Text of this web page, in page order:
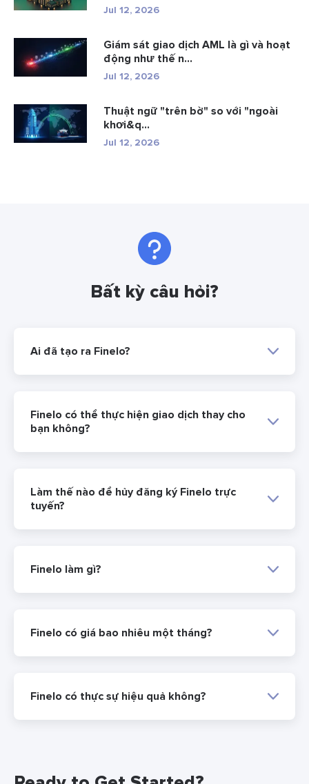
Jul 12, 2026
Giám sát giao dịch AML là gì và hoạt
động như thế n...
Jul 12, 2026
Thuật ngữ "trên bờ" so với "ngoài
khơi&q...
Jul 12, 2026
Bất kỳ câu hỏi?
Ai đã tạo ra Finelo?
Finelo có thể thực hiện giao dịch thay cho
bạn không?
Làm thế nào để hủy đăng ký Finelo trực
tuyến?
Finelo làm gì?
Finelo có giá bao nhiêu một tháng?
Finelo có thực sự hiệu quả không?